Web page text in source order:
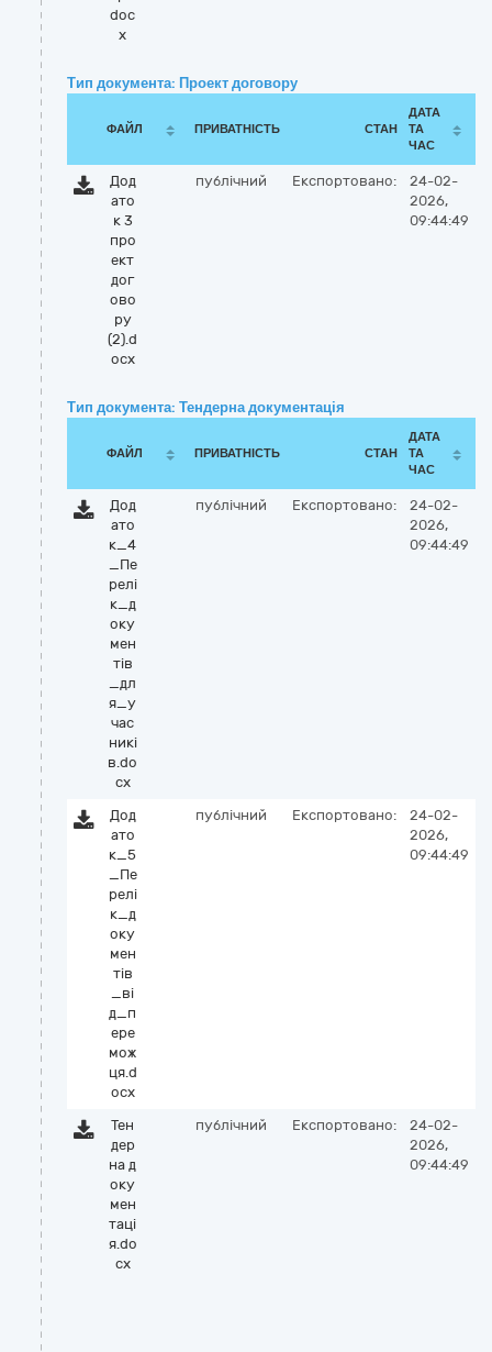
doc
x
Тип документа: Проект договору
ФАЙЛ ПРИВАТНІСТЬ СТАН
ДАТА
ТА
ЧАС
Дод
ато
к 3
про
ект
дог
ово
ру
(2).d
ocx
публічний Експортовано:
24-02-
2026,
09:44:49
Тип документа: Тендерна документація
ФАЙЛ ПРИВАТНІСТЬ СТАН
ДАТА
ТА
ЧАС
Дод
ато
к_4
_Пе
релі
к_д
оку
мен
тів
_дл
я_у
час
никі
в.do
cx
публічний Експортовано:
24-02-
2026,
09:44:49
Дод
ато
к_5
_Пе
релі
к_д
оку
мен
тів
_ві
д_п
ере
мож
ця.d
ocx
публічний Експортовано:
24-02-
2026,
09:44:49
Тен
дер
на д
оку
мен
таці
я.do
cx
публічний Експортовано:
24-02-
2026,
09:44:49